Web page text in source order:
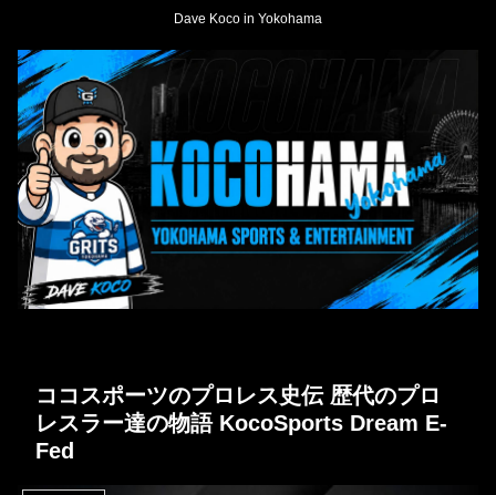
Dave Koco in Yokohama
ココスポーツのプロレス史伝 歴代のプロ
レスラー達の物語 KocoSports Dream E-
Fed